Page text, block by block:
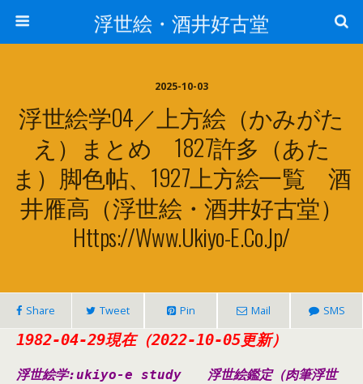
浮世絵・酒井好古堂
2025-10-03
浮世絵学04／上方絵（かみがた
え）まとめ 1827許多（あた
ま）脚色帖、1927上方絵一覧 酒
井雁高（浮世絵・酒井好古堂）
Https://www.ukiyo-E.co.jp/
Share Tweet Pin Mail SMS
1982-04-29現在（2022-10-05更新）
浮世絵学:ukiyo-e study 浮世絵鑑定（肉筆浮世